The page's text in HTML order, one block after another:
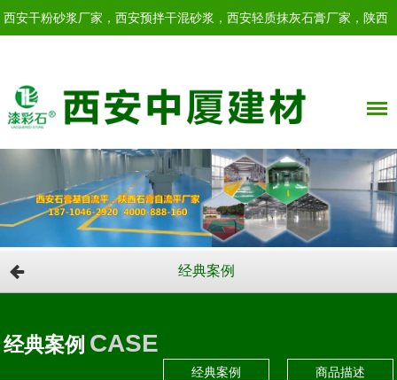
西安干粉砂浆厂家，西安预拌干混砂浆，西安轻质抹灰石膏厂家，陕西
经典案例
经典案例 CASE
经典案例 商品描述